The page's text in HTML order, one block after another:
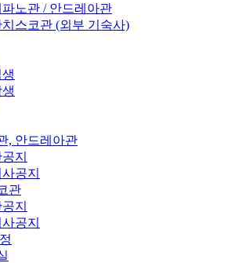
파노관 / 안드레아관
치스코관 (외부 기숙사)
, 안드레아관
지
공지
관
지
공지